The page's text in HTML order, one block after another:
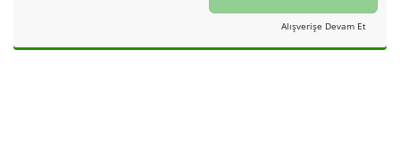
Alışverişe Devam Et